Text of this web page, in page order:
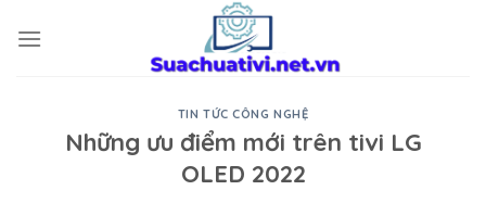
TIN TỨC CÔNG NGHỆ
Những ưu điểm mới trên tivi LG
OLED 2022